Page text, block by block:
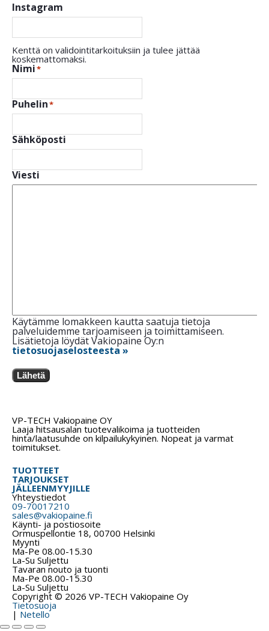
Instagram
Kenttä on validointitarkoituksiin ja tulee jättää
koskemattomaksi.
Nimi*
Puhelin*
Sähköposti
Viesti
Käytämme lomakkeen kautta saatuja tietoja
palveluidemme tarjoamiseen ja toimittamiseen.
Lisätietoja löydät Vakiopaine Oy:n
tietosuojaselosteesta »
Lähetä
VP-TECH Vakiopaine OY
Laaja hitsausalan tuotevalikoima ja tuotteiden
hinta/laatusuhde on kilpailukykyinen. Nopeat ja varmat
toimitukset.
TUOTTEET
TARJOUKSET
JÄLLEENMYYJILLE
Yhteystiedot
09-70017210
sales@vakiopaine.fi
Käynti- ja postiosoite
Ormuspellontie 18, 00700 Helsinki
Myynti
Ma-Pe 08.00-15.30
La-Su Suljettu
Tavaran nouto ja tuonti
Ma-Pe 08.00-15.30
La-Su Suljettu
Copyright © 2026 VP-TECH Vakiopaine Oy
Tietosuoja
| Netello